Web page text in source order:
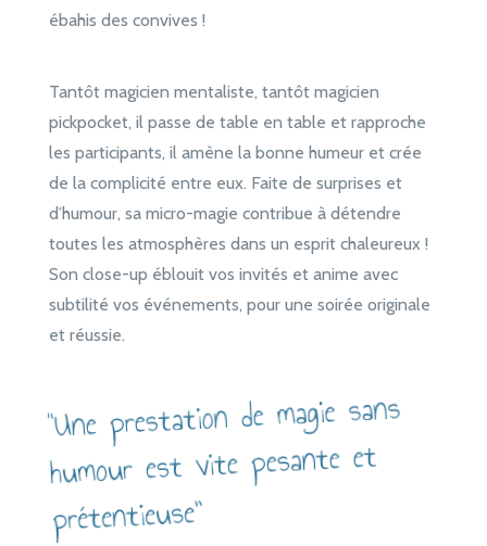
ébahis des convives !
Tantôt magicien mentaliste, tantôt magicien
pickpocket, il passe de table en table et rapproche
les participants, il amène la bonne humeur et crée
de la complicité entre eux. Faite de surprises et
d’humour, sa micro-magie contribue à détendre
toutes les atmosphères dans un esprit chaleureux !
Son close-up éblouit vos invités et anime avec
subtilité vos événements, pour une soirée originale
et réussie.
“Une prestation de magie sans
humour est vite pesante et
prétentieuse”